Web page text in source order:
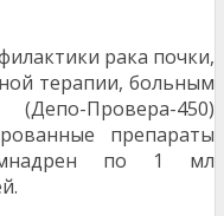
рака почки,
терапии, больным
Провера-450)
препараты
по 1 мл